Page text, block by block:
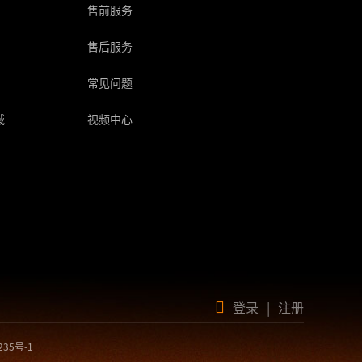
售前服务
售后服务
常见问题
视频中心
登录 | 注册
号-1